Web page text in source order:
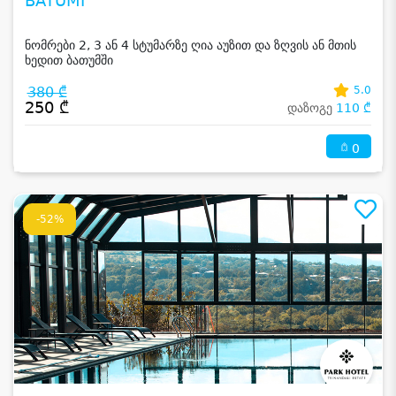
ნომრები 2, 3 ან 4 სტუმარზე ღია აუზით და ზღვის ან მთის
ხედით ბათუმში
380 ₾
250 ₾
5.0
დაზოგე 110 ₾
0
-52%